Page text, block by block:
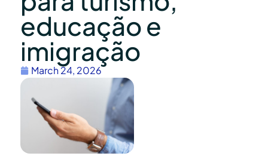
educação e
imigração
March 24, 2026